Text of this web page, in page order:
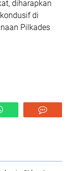
diharapkan
di
Pilkades